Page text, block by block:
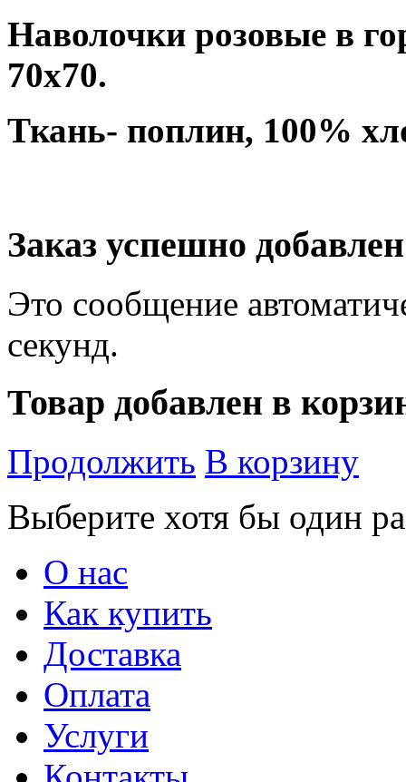
Наволочки розовые в
70х70.
Ткань- поплин, 100%
Заказ успешно
Это сообщение
секунд.
Товар добавлен в
Продолжить В корзину
Выберите хотя бы один
О нас
Как купить
Доставка
Оплата
Услуги